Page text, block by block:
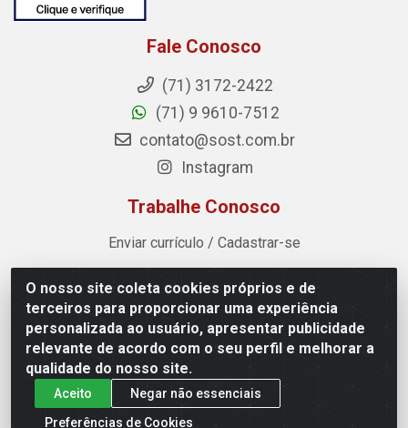
O nosso site coleta cookies próprios e de
terceiros para proporcionar uma experiência
personalizada ao usuário, apresentar publicidade
relevante de acordo com o seu perfil e melhorar a
qualidade do nosso site.
Aceito
Negar não essenciais
Preferências de Cookies
Fale Conosco
(71) 3172-2422
(71) 9 9610-7512
contato@sost.com.br
Instagram
Trabalhe Conosco
Enviar currículo / Cadastrar-se
Sost Distribuidora - Rua Cândido Rissut, 254 - Recreio
Ipitanga, Lauro de Freitas/BA - CEP 42.700-590 - CNPJ
07.041.307/0001-80